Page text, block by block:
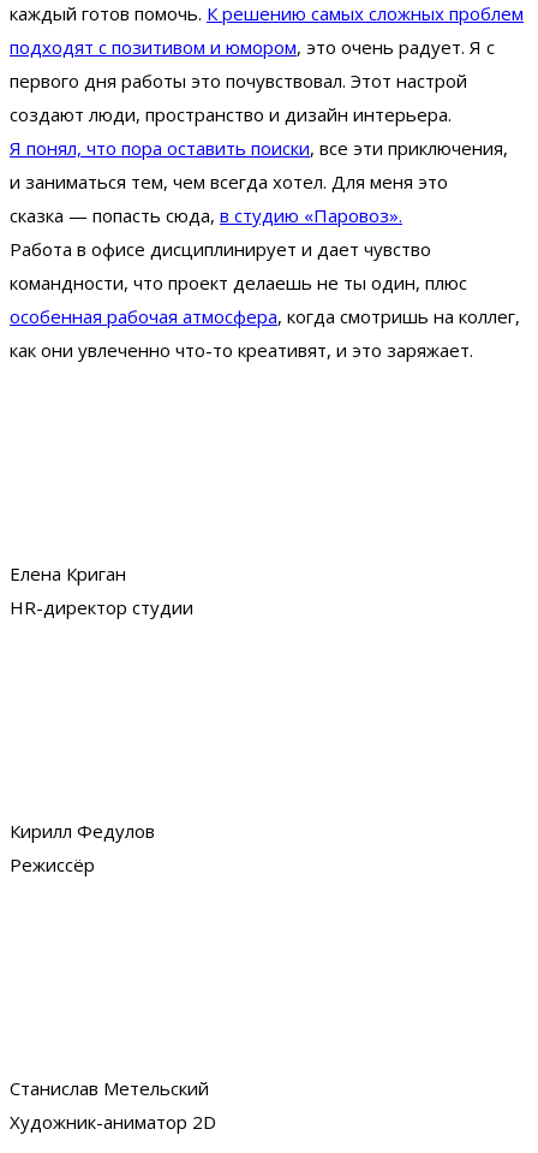
каждый готов помочь. К решению самых сложных проблем
подходят с позитивом и юмором, это очень радует. Я с
первого дня работы это почувствовал. Этот настрой
создают люди, пространство и дизайн интерьера.
Я понял, что пора оставить поиски, все эти приключения,
и заниматься тем, чем всегда хотел. Для меня это
сказка — попасть сюда, в студию «Паровоз».
Работа в офисе дисциплинирует и дает чувство
командности, что проект делаешь не ты один, плюс
особенная рабочая атмосфера, когда смотришь на коллег,
как они увлеченно что-то креативят, и это заряжает.
Елена Криган
HR-директор студии
Кирилл Федулов
Режиссёр
Станислав Метельский
Художник-аниматор 2D